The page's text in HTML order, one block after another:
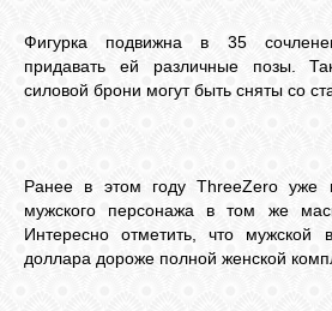
Фигурка подвижна в 35
придавать ей различные позы.
силовой брони могут быть сняты со
Ранее в этом году ThreeZero уже
мужского персонажа в том же
Интересно отметить, что мужской
доллара дороже полной женской